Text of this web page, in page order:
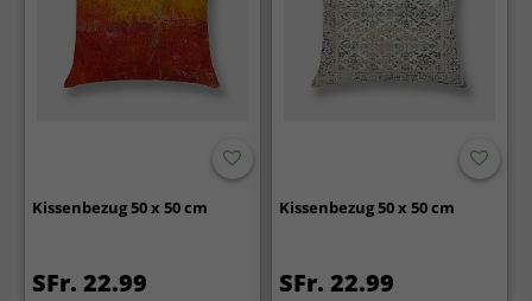
Kissenbezug 50 x 50 cm
SFr. 22.99
Kissenbezug 50 x 50 cm
SFr. 22.99